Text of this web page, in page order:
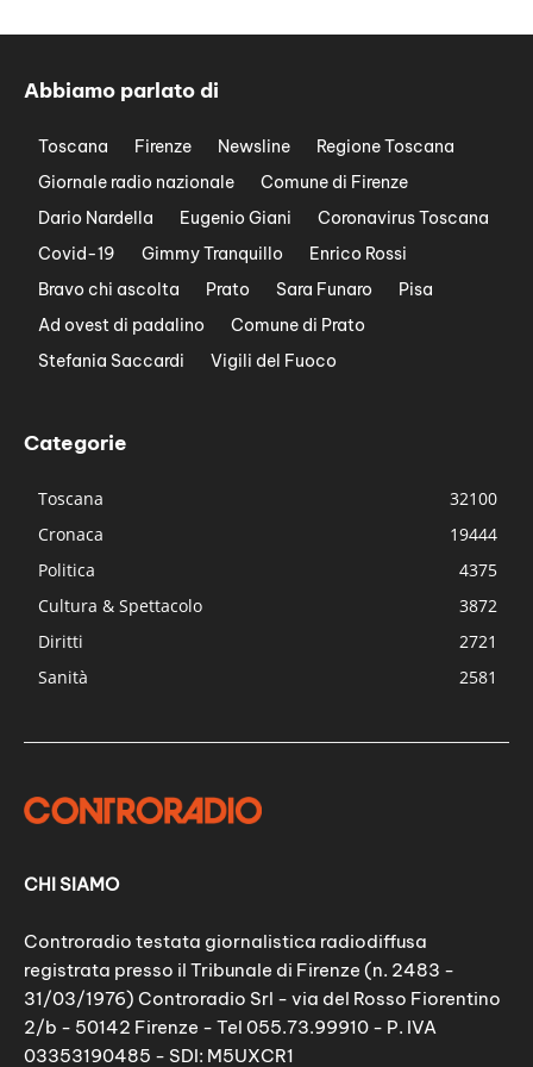
Abbiamo parlato di
Toscana Firenze Newsline
Regione Toscana
Giornale radio nazionale
Comune di Firenze
Dario Nardella
Eugenio Giani
Coronavirus Toscana
Covid-19
Gimmy Tranquillo
Enrico Rossi
Bravo chi ascolta
Prato Sara Funaro
Pisa
Ad ovest di padalino
Comune di Prato
Stefania Saccardi
Vigili del Fuoco
Categorie
Toscana
32100
Cronaca
19444
Politica
4375
Cultura & Spettacolo
3872
Diritti
2721
Sanità
2581
CHI SIAMO
Controradio testata giornalistica radiodiffusa
registrata presso il Tribunale di Firenze (n. 2483 -
31/03/1976) Controradio Srl - via del Rosso Fiorentino
2/b - 50142 Firenze - Tel 055.73.99910 - P. IVA
03353190485 - SDI: M5UXCR1